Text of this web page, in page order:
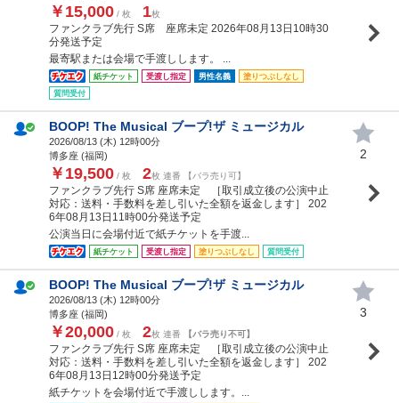
￥15,000 / 枚 1枚
ファンクラブ先行 S席 座席未定 2026年08月13日10時30
分発送予定
最寄駅または会場で手渡しします。 ...
紙チケット 受渡し指定 男性名義
塗りつぶしなし
質問受付
BOOP! The Musical ブープ!ザ ミュージカル
2026/08/13 (木) 12時00分
博多座 (福岡)
￥19,500 / 枚 2枚 連番 【バラ売り可】
ファンクラブ先行 S席 座席未定 ［取引成立後の公演中止
対応：送料・手数料を差し引いた全額を返金します］ 202
6年08月13日11時00分発送予定
公演当日に会場付近で紙チケットを手渡...
紙チケット 受渡し指定 塗りつぶしなし 質問受付
2
BOOP! The Musical ブープ!ザ ミュージカル
2026/08/13 (木) 12時00分
博多座 (福岡)
￥20,000 / 枚 2枚 連番 【バラ売り不可】
ファンクラブ先行 S席 座席未定 ［取引成立後の公演中止
対応：送料・手数料を差し引いた全額を返金します］ 202
6年08月13日12時00分発送予定
紙チケットを会場付近で手渡しします。...
3